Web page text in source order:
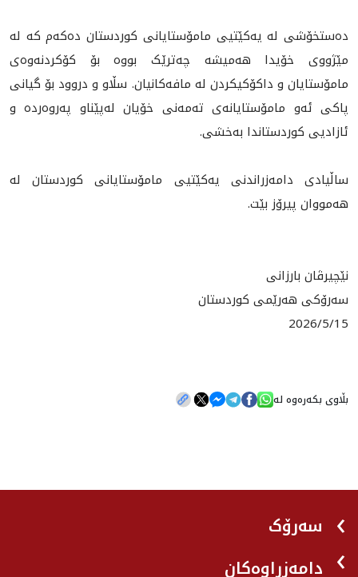
دەستخۆشی لە یەکێتیی مامۆستایانی کوردستان دەکەم کە لە
مێژووی خۆیدا هەمیشە چەترێک بووە بۆ کۆکردنەوەی
مامۆستایان و داکۆکیکردن لە مافەکانیان. سڵاو و دروود بۆ گیانی
پاکی ئەو مامۆستایانەی تەمەنی خۆیان لەپێناو پەروەردە و
ئازادیی کوردستاندا بەخشی.
ساڵیادی دامەزراندنی یەکێتیی مامۆستایانی کوردستان لە
هەمووان پیرۆز بێت.
نێچیرڤان بارزانی
سەرۆکی هەرێمی کوردستان
2026/5/15
بڵاوی بکەرەوە لە
سەرۆک
دامەزراوەکان